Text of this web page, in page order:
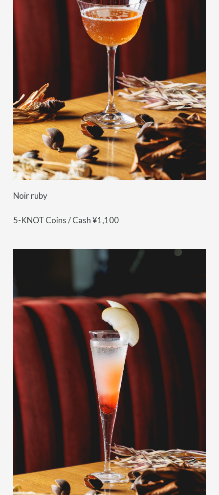
Noir ruby
5-KNOT Coins / Cash ¥1,100